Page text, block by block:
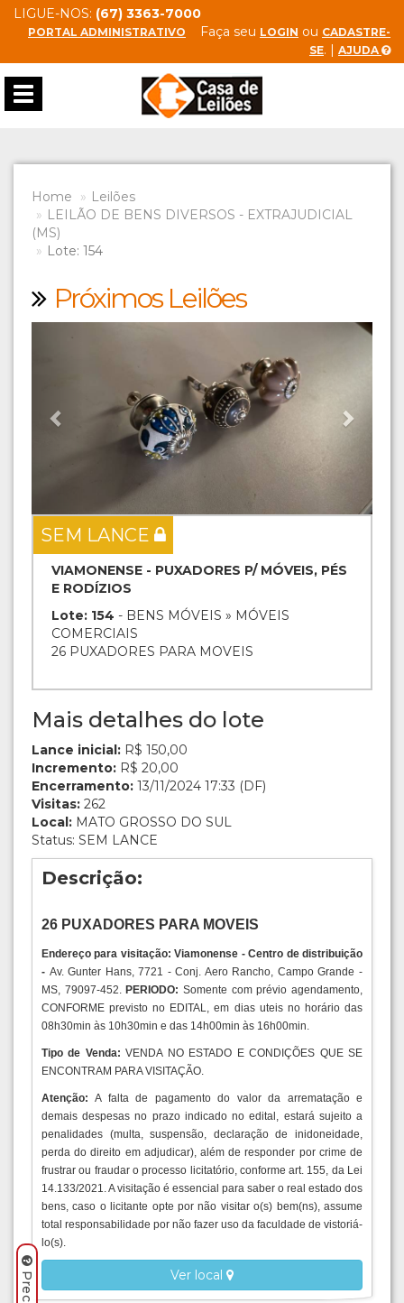
LIGUE-NOS: (67) 3363-7000
PORTAL ADMINISTRATIVO Faça seu LOGIN ou CADASTRE-
SE. | AJUDA
Toggle
navigation
Home
Leilões
LEILÃO DE BENS DIVERSOS - EXTRAJUDICIAL
(MS)
Lote: 154
Próximos Leilões
Next
SEM LANCE
VIAMONENSE - PUXADORES P/ MÓVEIS, PÉS
E RODÍZIOS
Lote: 154 - BENS MÓVEIS » MÓVEIS
COMERCIAIS
26 PUXADORES PARA MOVEIS
Mais detalhes do lote
Lance inicial: R$ 150,00
Incremento: R$ 20,00
Encerramento: 13/11/2024 17:33 (DF)
Visitas: 262
Local: MATO GROSSO DO SUL
Status: SEM LANCE
Descrição:
26 PUXADORES PARA MOVEIS
Endereço para visitação: Viamonense - Centro de distribuição
- Av. Gunter Hans, 7721 - Conj. Aero Rancho, Campo Grande -
MS, 79097-452.PERIODO: Somente com prévio agendamento,
CONFORME previsto no EDITAL, em dias uteis no horário das
08h30min às 10h30min e das 14h00min às 16h00min.
Tipo de Venda:VENDA NO ESTADO E CONDIÇÕES QUE SE
ENCONTRAM PARA VISITAÇÃO.
Atenção:A falta de pagamento do valor da arrematação e
demais despesas no prazo indicado no edital, estará sujeito a
penalidades (multa, suspensão, declaração de inidoneidade,
perda do direito em adjudicar), além de responder por crime de
frustrar ou fraudar o processo licitatório, conforme art. 155, da Lei
14.133/2021. A visitação é essencial para saber o real estado dos
bens, caso o licitante opte por não visitar o(s) bem(ns), assume
total responsabilidade por não fazer uso da faculdade de vistoriá-
lo(s).
Ver local